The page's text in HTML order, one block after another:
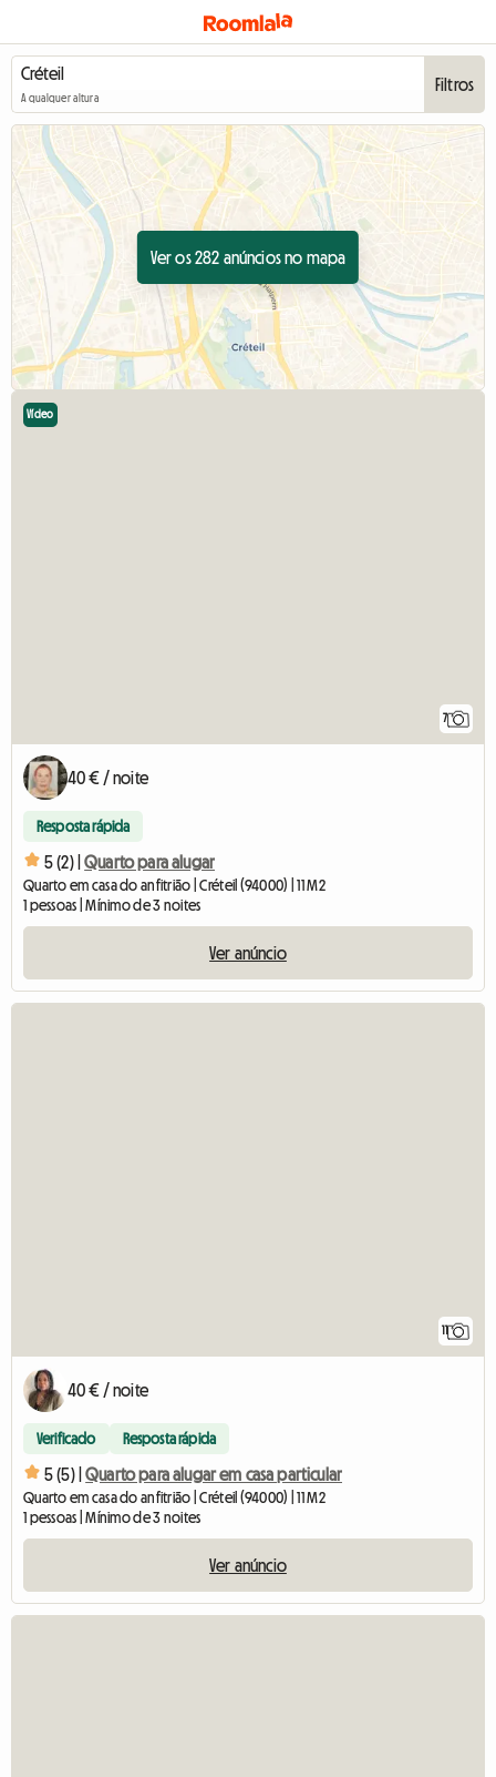
A qualquer altura
Filtros
Ver os 282 anúncios no mapa
7
Vídeo
40 € / noite
Resposta rápida
5 (2) | Quarto para alugar
Quarto em casa do anfitrião | Créteil (94000) | 11 M2
1 pessoas | Mínimo de 3 noites
Ver anúncio
11
40 € / noite
Verificado Resposta rápida
5 (5) | Quarto para alugar em casa particular
Quarto em casa do anfitrião | Créteil (94000) | 11 M2
1 pessoas | Mínimo de 3 noites
Ver anúncio